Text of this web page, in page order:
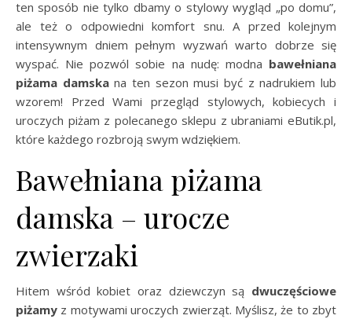
ten sposób nie tylko dbamy o stylowy wygląd „po domu”,
ale też o odpowiedni komfort snu. A przed kolejnym
intensywnym dniem pełnym wyzwań warto dobrze się
wyspać. Nie pozwól sobie na nudę: modna bawełniana
piżama damskana ten sezon musi być z nadrukiem lub
wzorem! Przed Wami przegląd stylowych, kobiecych i
uroczych piżam z polecanego sklepu z ubraniami eButik.pl,
które każdego rozbroją swym wdziękiem.
Bawełniana piżama
damska – urocze
zwierzaki
Hitem wśród kobiet oraz dziewczyn są dwuczęściowe
piżamy z motywami uroczych zwierząt. Myślisz, że to zbyt